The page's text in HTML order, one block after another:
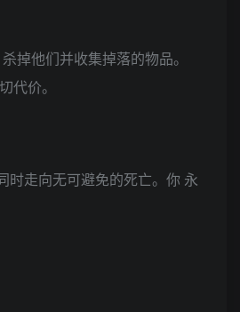
掉他们并收集掉落的物品。
代价。
时走向无可避免的死亡。你 永